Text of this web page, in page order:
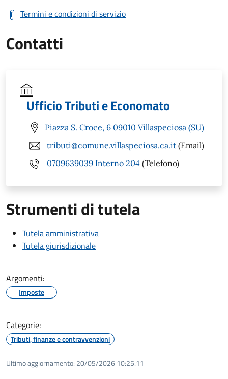
Termini e condizioni di servizio
Contatti
Ufficio Tributi e Economato
Piazza S. Croce, 6 09010 Villaspeciosa (SU)
tributi@comune.villaspeciosa.ca.it (Email)
0709639039 Interno 204 (Telefono)
Strumenti di tutela
Tutela amministrativa
Tutela giurisdizionale
Argomenti:
Imposte
Categorie:
Tributi, finanze e contravvenzioni
Ultimo aggiornamento: 20/05/2026 10:25.11